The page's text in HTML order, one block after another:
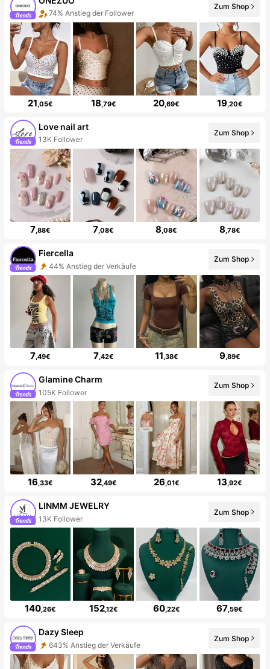
74% Anstieg der Follower
Zum Shop
21,05€ 18,79€ 20,69€ 19,20€
Love nail art
13K Follower
Zum Shop
7,88€ 7,08€ 8,08€ 8,78€
Fiercella
44% Anstieg der Verkäufe
Zum Shop
7,49€ 7,42€ 11,38€ 9,89€
Glamine Charm
105K Follower
Zum Shop
16,33€ 32,49€ 26,01€ 13,92€
LINMM JEWELRY
13K Follower
Zum Shop
140,26€ 152,12€ 60,22€ 67,59€
Dazy Sleep
643% Anstieg der Verkäufe
Zum Shop